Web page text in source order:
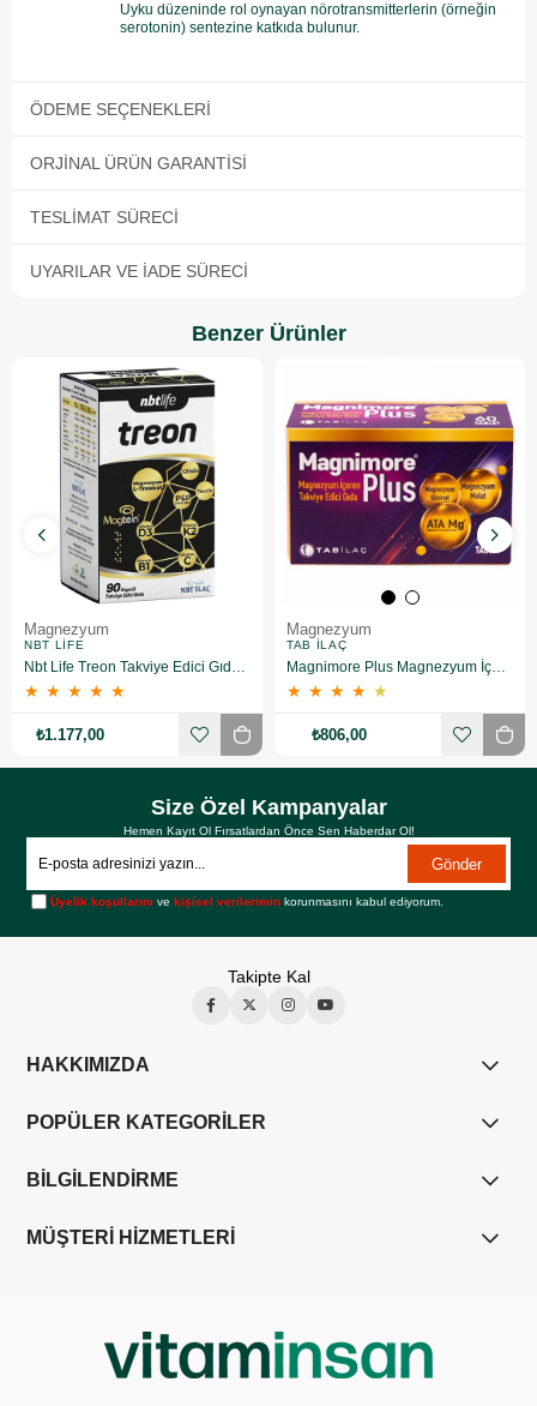
Uyku düzeninde rol oynayan nörotransmitterlerin (örneğin
serotonin) sentezine katkıda bulunur.
ÖDEME SEÇENEKLERI
ORJINAL ÜRÜN GARANTISI
TESLIMAT SÜRECI
UYARILAR VE İADE SÜRECI
Benzer Ürünler
Magnezyum
NBT LIFE
Nbt Life Treon Takviye Edici Gıda 90 Kapsül
★ ★ ★ ★ ★
₺1.177,00
Magnezyum
TAB İLAÇ
Magnimore Plus Magnezyum İçeren Takviye Edici Gıda 60 Kapsül
★ ★ ★ ★ ★
₺806,00
Size Özel Kampanyalar
Hemen Kayıt Ol Fırsatlardan Önce Sen Haberdar Ol!
Gönder
Üyelik koşullarını vekişisel verilerimin korunmasını kabul ediyorum.
Takipte Kal
HAKKIMIZDA
POPÜLER KATEGORİLER
BİLGİLENDİRME
MÜŞTERİ HİZMETLERİ